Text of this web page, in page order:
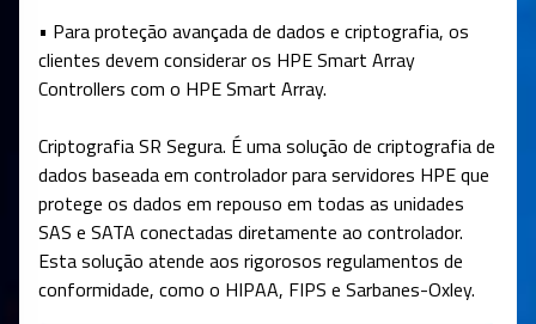
• Para proteção avançada de dados e criptografia, os
clientes devem considerar os HPE Smart Array
Controllers com o HPE Smart Array.
Criptografia SR Segura. É uma solução de criptografia de
dados baseada em controlador para servidores HPE que
protege os dados em repouso em todas as unidades
SAS e SATA conectadas diretamente ao controlador.
Esta solução atende aos rigorosos regulamentos de
conformidade, como o HIPAA, FIPS e Sarbanes-Oxley.